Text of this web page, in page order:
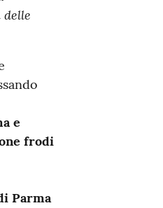
e
frodi
Parma